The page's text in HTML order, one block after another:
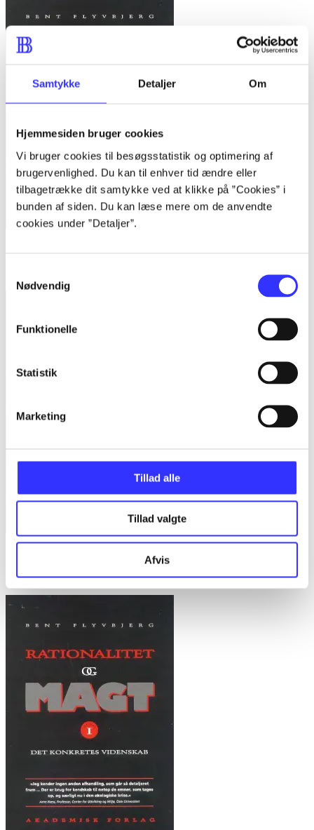
Samtykke Detaljer Om
Hjemmesiden bruger cookies
Vi bruger cookies til besøgsstatistik og optimering af
brugervenlighed. Du kan til enhver tid ændre eller
tilbagetrække dit samtykke ved at klikke på ”Cookies” i
bunden af siden. Du kan læse mere om de anvendte
cookies under ”Detaljer”.
Nødvendig
Funktionelle
Statistik
Marketing
Tillad alle
Tillad valgte
Afvis
Rationalitet og magt. Bd. 1 : Det konkretes videnskab
Bent Flyvbjerg